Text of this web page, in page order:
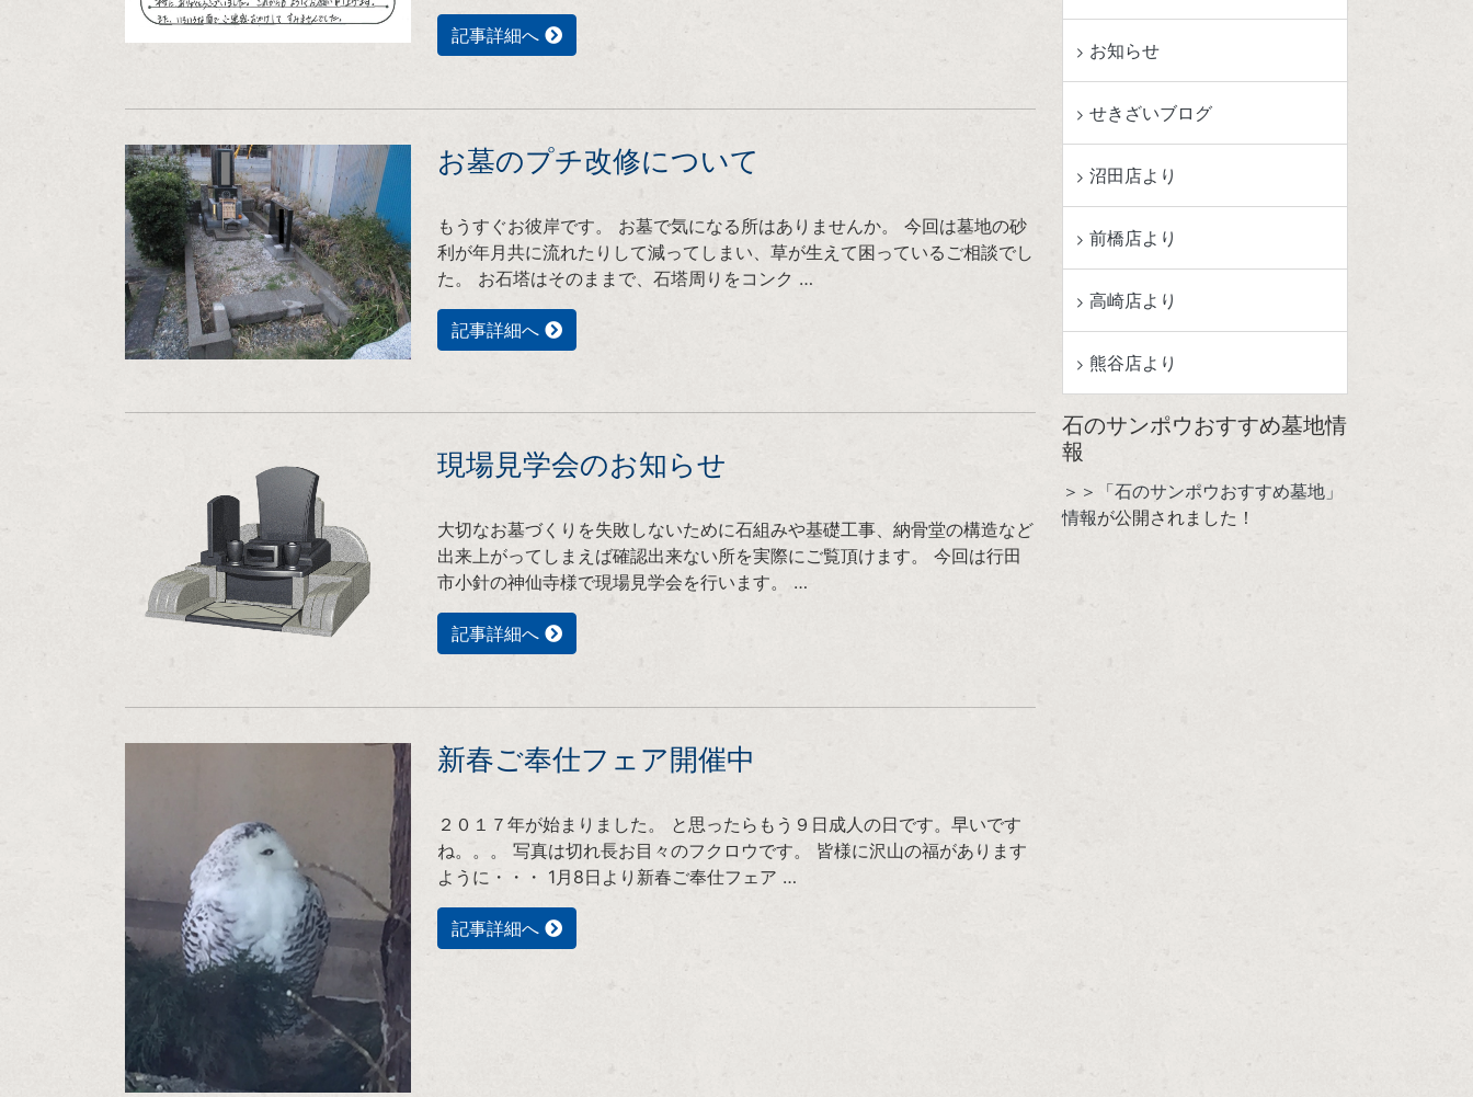
記事詳細へ
お墓のプチ改修について
もうすぐお彼岸です。 お墓で気になる所はありませんか。 今回は墓地の砂
利が年月共に流れたりして減ってしまい、草が生えて困っているご相談でし
た。 お石塔はそのままで、石塔周りをコンク …
記事詳細へ
現場見学会のお知らせ
大切なお墓づくりを失敗しないために石組みや基礎工事、納骨堂の構造など
出来上がってしまえば確認出来ない所を実際にご覧頂けます。 今回は行田
市小針の神仙寺様で現場見学会を行います。 …
記事詳細へ
新春ご奉仕フェア開催中
２０１７年が始まりました。 と思ったらもう９日成人の日です。早いです
ね。。。 写真は切れ長お目々のフクロウです。 皆様に沢山の福があります
ように・・・ 1月8日より新春ご奉仕フェア …
記事詳細へ
お知らせ
せきざいブログ
沼田店より
前橋店より
高崎店より
熊谷店より
石のサンポウおすすめ墓地情
報
＞＞「石のサンポウおすすめ墓地」
情報が公開されました！